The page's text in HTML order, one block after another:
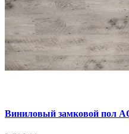
Виниловый замковой пол